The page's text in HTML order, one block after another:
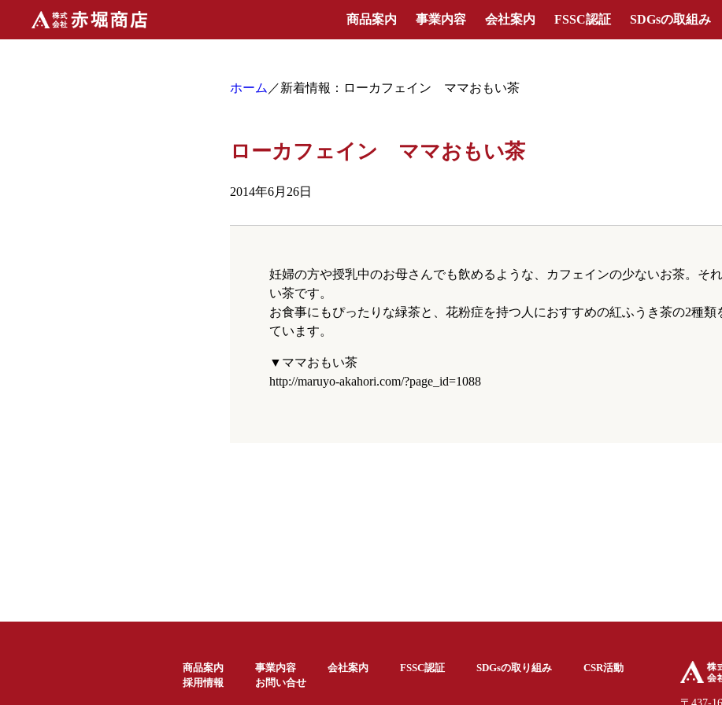
商品案内 事業内容 会社案内 FSSC認証 SDGsの取組み
ホーム ／新着情報：ローカフェイン ママおもい茶
ローカフェイン ママおもい茶
2014年6月26日
妊婦の方や授乳中のお母さんでも飲めるような、カフェインの少ないお茶。そ
い茶です。
お食事にもぴったりな緑茶と、花粉症を持つ人におすすめの紅ふうき茶の2種類
ています。
▼ママおもい茶
http://maruyo-akahori.com/?page_id=1088
商品案内 事業内容 会社案内 FSSC認証 SDGsの取り組み
CSR活動
採用情報
お問い合せ
〒437-